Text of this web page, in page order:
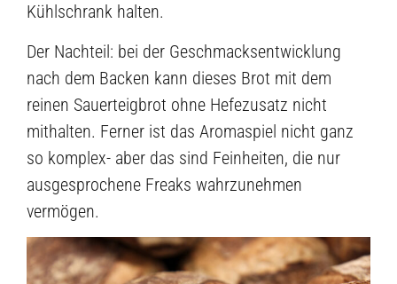
Kühlschrank halten.
Der Nachteil: bei der Geschmacksentwicklung
nach dem Backen kann dieses Brot mit dem
reinen Sauerteigbrot ohne Hefezusatz nicht
mithalten. Ferner ist das Aromaspiel nicht ganz
so komplex- aber das sind Feinheiten, die nur
ausgesprochene Freaks wahrzunehmen
vermögen.